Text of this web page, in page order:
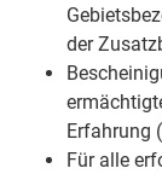
der
Erfahrung
Für alle